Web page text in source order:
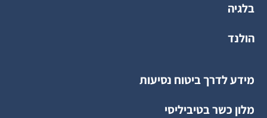
בלגיה
הולנד
מידע לדרך ביטוח נסיעות
מלון כשר בטיביליסי